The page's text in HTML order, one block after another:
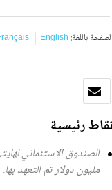
باللغة:English
رئيسية
مليون دولار تم التعهد بها.